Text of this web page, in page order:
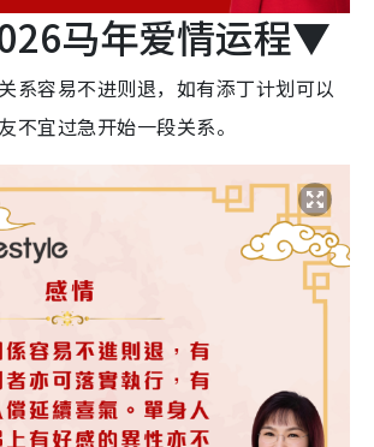
马年爱情运程▼
系容易不进则退，如有添丁计划可以
不宜过急开始一段关系。